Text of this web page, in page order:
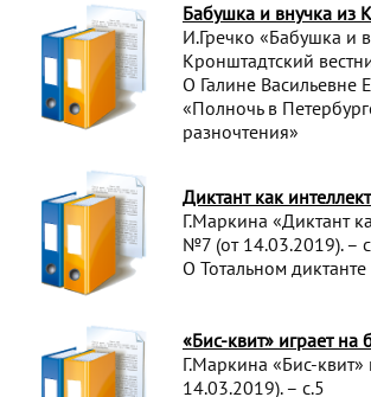
Бабушка и внучка из
И.Гречко «Бабушка и
Кронштадтский
О Галине Васильевне
«Полночь в
разночтения»
Диктант как
Г.Маркина «Диктант
№7 (от 14.03.2019). –
О Тотальном
«Бис-квит» играет на
Г.Маркина «Бис-
14.03.2019). – с.5